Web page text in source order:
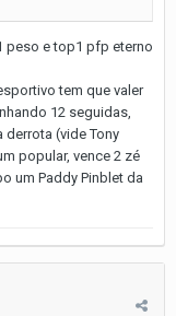
peso e top1 pfp eterno
tem que valer
12 seguidas,
derrota (vide Tony
popular, vence 2 zé
um Paddy Pinblet da